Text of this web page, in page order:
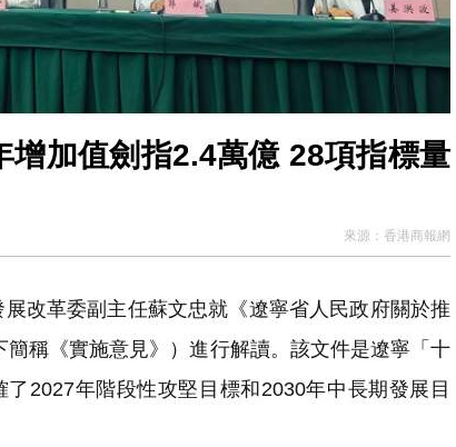
加值劍指2.4萬億 28項指標量
來源： 香港商報網
改革委副主任蘇文忠就《遼寧省人民政府關於推
稱《實施意見》）進行解讀。該文件是遼寧「十
2027年階段性攻堅目標和2030年中長期發展目